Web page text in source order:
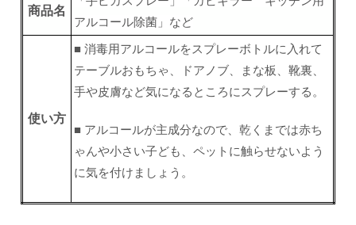
商品名
アルコール除菌」など
使い方
■ 消毒用アルコールをスプレーボトルに入れて
テーブルおもちゃ、ドアノブ、まな板、靴裏、
手や皮膚など気になるところにスプレーする。
■ アルコールが主成分なので、乾くまでは赤ち
ゃんや小さい子ども、ペットに触らせないよう
に気を付けましょう。